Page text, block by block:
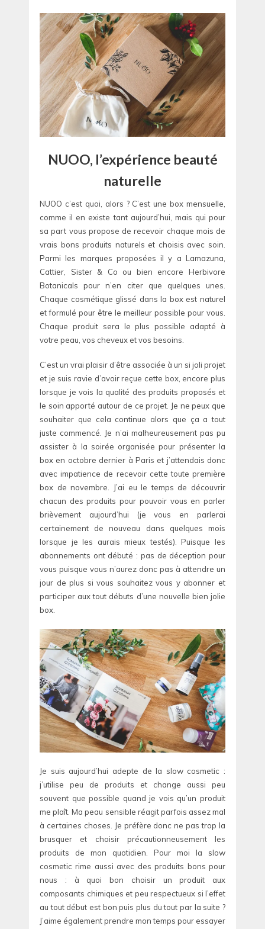
NUOO, l’expérience beauté
naturelle
NUOO c’est quoi, alors ? C’est une box mensuelle,
comme il en existe tant aujourd’hui, mais qui pour
sa part vous propose de recevoir chaque mois de
vrais bons produits naturels et choisis avec soin.
Parmi les marques proposées il y a Lamazuna,
Cattier, Sister & Co ou bien encore Herbivore
Botanicals pour n’en citer que quelques unes.
Chaque cosmétique glissé dans la box est naturel
et formulé pour être le meilleur possible pour vous.
Chaque produit sera le plus possible adapté à
votre peau, vos cheveux et vos besoins.
C’est un vrai plaisir d’être associée à un si joli projet
et je suis ravie d’avoir reçue cette box, encore plus
lorsque je vois la qualité des produits proposés et
le soin apporté autour de ce projet. Je ne peux que
souhaiter que cela continue alors que ça a tout
juste commencé. Je n’ai malheureusement pas pu
assister à la soirée organisée pour présenter la
box en octobre dernier à Paris et j’attendais donc
avec impatience de recevoir cette toute première
box de novembre. J’ai eu le temps de découvrir
chacun des produits pour pouvoir vous en parler
brièvement aujourd’hui (je vous en parlerai
certainement de nouveau dans quelques mois
lorsque je les aurais mieux testés). Puisque les
abonnements ont débuté : pas de déception pour
vous puisque vous n’aurez donc pas à attendre un
jour de plus si vous souhaitez vous y abonner et
participer aux tout débuts d’une nouvelle bien jolie
box.
Je suis aujourd’hui adepte de la slow cosmetic :
j’utilise peu de produits et change aussi peu
souvent que possible quand je vois qu’un produit
me plaît. Ma peau sensible réagit parfois assez mal
à certaines choses. Je préfère donc ne pas trop la
brusquer et choisir précautionneusement les
produits de mon quotidien. Pour moi la slow
cosmetic rime aussi avec des produits bons pour
nous : à quoi bon choisir un produit aux
composants chimiques et peu respectueux si l’effet
au tout début est bon puis plus du tout par la suite ?
J’aime également prendre mon temps pour essayer